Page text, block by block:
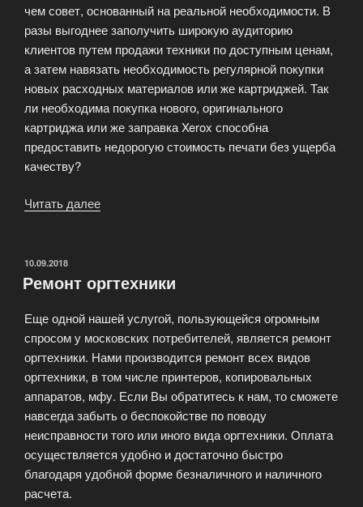
чем совет, основанный на реальной необходимости. В
разы выгоднее заполучить широкую аудиторию
клиентов путем продажи техники по доступным ценам,
а затем навязать необходимость регулярной покупки
новых расходных материалов или же картриджей. Так
ли необходима покупка нового, оригинального
картриджа или же заправка Xerox способна
предоставить недорогую стоимость печати без ущерба
качеству?
Читать далее
ОПУБЛИКОВАНО
10.09.2018
Ремонт оргтехники
Еще одной нашей услугой, пользующейся огромным
спросом у московских потребителей, является ремонт
оргтехники. Нами производится ремонт всех видов
оргтехники, в том числе принтеров, копировальных
аппаратов, мфу. Если Вы обратитесь к нам, то сможете
навсегда забыть о беспокойстве по поводу
неисправности того или иного вида оргтехники. Оплата
осуществляется удобно и достаточно быстро
благодаря удобной форме безналичного и наличного
расчета.